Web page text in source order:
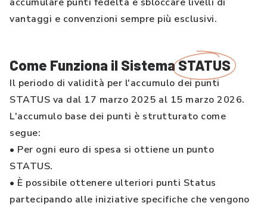
vantaggi e convenzioni sempre più esclusivi.
Come Funziona il SistemaSTATUS
Il periodo di validità per l'accumulo dei punti
STATUS va dal 17 marzo 2025 al 15 marzo 2026.
L'accumulo base dei punti è strutturato come
segue:
• Per ogni euro di spesa si ottiene un punto
STATUS.
• È possibile ottenere ulteriori punti Status
partecipando alle iniziative specifiche che vengono